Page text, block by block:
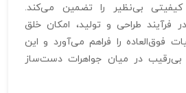
بی‌نظیر را تضمین می‌کند.
فرآیند طراحی و تولید، امکان خلق
فوق‌العاده را فراهم می‌آورد و این
بی‌رقیب در میان جواهرات دست‌ساز